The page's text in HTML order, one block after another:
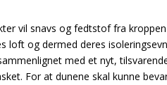
vil snavs og fedtstof fra
loft og dermed deres
med et nyt,
For at dunene skal kunne